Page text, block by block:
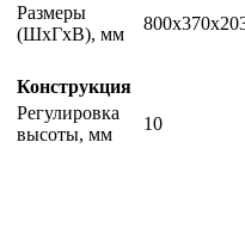
Размеры
(ШxГxВ), мм
Конструкция
Регулировка
высоты, мм
10